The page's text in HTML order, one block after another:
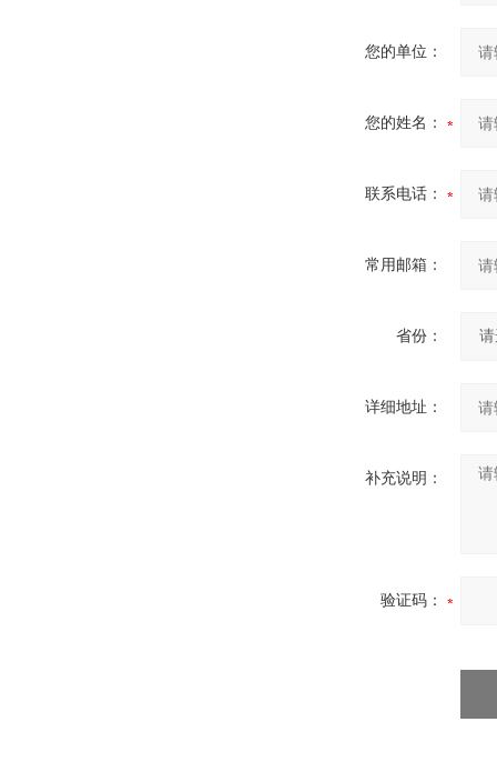
您的单位：
您的姓名：
联系电话：
常用邮箱：
省份：
详细地址：
补充说明：
验证码：